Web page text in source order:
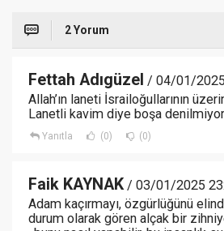
2 Yorum
Fettah Adıgüzel / 04/01/
Allah’ın laneti İsrailoğullarının
Lanetli kavim diye boşa
Yanıtla (0) (0)
Faik KAYNAK/ 03/01/2025
Adam kaçırmayı, özgürlüğünü
durum olarak gören alçak bir